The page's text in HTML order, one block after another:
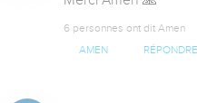
6 personnes ont dit Amen
AMEN RÉPONDRE